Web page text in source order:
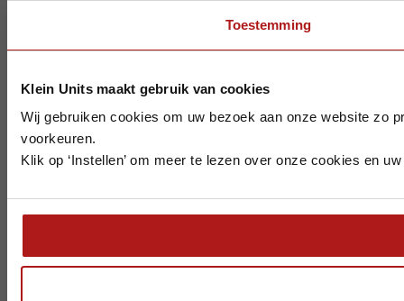
Toestemming
Klein Units maakt gebruik van cookies
Wij gebruiken cookies om uw bezoek aan onze website zo
voorkeuren.
Klik op ‘Instellen’ om meer te lezen over onze cookies en